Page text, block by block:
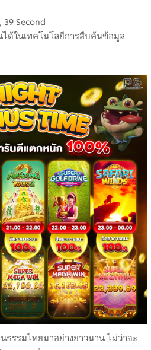
39 Second
ได้ในเทคโนโลยีการสืบค้นข้อมูล
รรมไทยมาอย่างยาวนาน ไม่ว่าจะ